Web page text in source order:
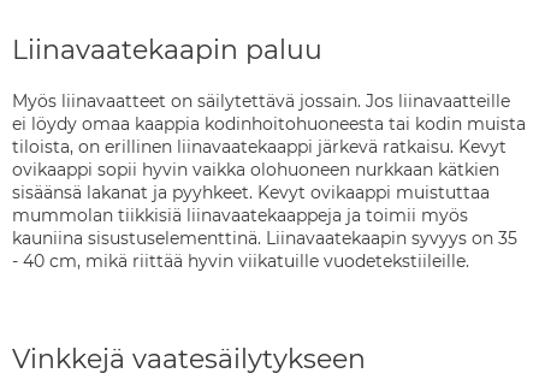
Liinavaatekaapin paluu
Myös liinavaatteet on säilytettävä jossain. Jos liinavaatteille
ei löydy omaa kaappia kodinhoitohuoneesta tai kodin muista
tiloista, on erillinen liinavaatekaappi järkevä ratkaisu. Kevyt
ovikaappi sopii hyvin vaikka olohuoneen nurkkaan kätkien
sisäänsä lakanat ja pyyhkeet. Kevyt ovikaappi muistuttaa
mummolan tiikkisiä liinavaatekaappeja ja toimii myös
kauniina sisustuselementtinä. Liinavaatekaapin syvyys on 35
- 40 cm, mikä riittää hyvin viikatuille vuodetekstiileille.
Vinkkejä vaatesäilytykseen